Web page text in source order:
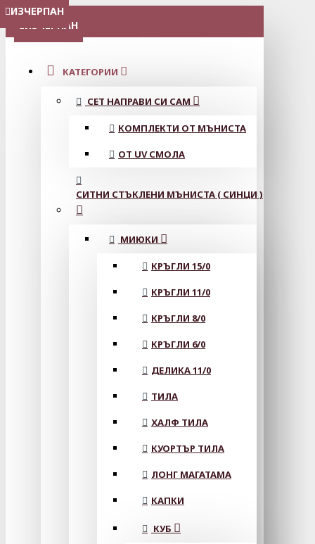
МЕНЮ
КАТЕГОРИИ
СЕТ НАПРАВИ СИ САМ
КОМПЛЕКТИ ОТ МЪНИСТА
ОТ UV СМОЛА
СИТНИ СТЪКЛЕНИ МЪНИСТА ( СИНЦИ )
МИЮКИ
КРЪГЛИ 15/0
КРЪГЛИ 11/0
КРЪГЛИ 8/0
КРЪГЛИ 6/0
ДЕЛИКА 11/0
ТИЛА
ХАЛФ ТИЛА
КУОРТЪР ТИЛА
ЛОНГ МАГАТАМА
КАПКИ
КУБ
ИЗЧЕРПАН
ИЗЧЕРПАН
ИЗЧЕРПАН
ИЗЧЕРПАН
ИЗЧЕРПАН
ИЗЧЕРПАН